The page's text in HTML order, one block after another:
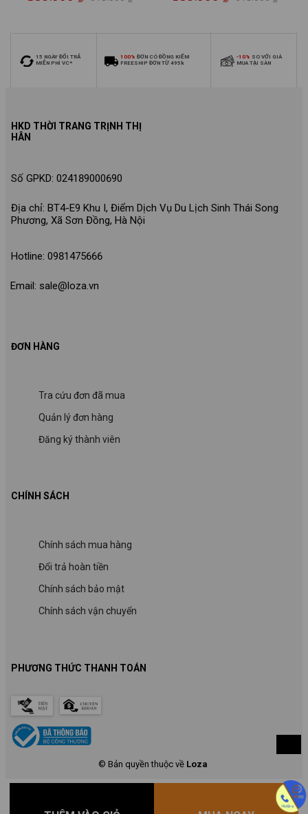
nhiều mẫu - Quần áo bé trai
mẫu - Quần áo bé gái từ 26-
15 NGÀY ĐỔI TRẢ
MIỄN PHÍ VC*
100% ĐƠN CÓ ĐỒNG KIỂM
FREESHIP ĐƠN TỪ 495k
-10% SO VỚI GIÁ
MUA TẠI SÀN
CHÍNH SÁCH
Chính sách mua hàng
Đổi trả hoàn tiền
Chính sách bảo mật
Chính sách vận chuyển
HKD THỜI TRANG TRỊNH THỊ
HÂN
Số GPKD: 024189000690
Địa chỉ: BT4-E9 Khu I, Điểm Dịch Vụ Du Lịch Sinh Thái Song
Phương, Xã Sơn Đồng, Hà Nội
Hotline: 0981475666
Email: sale@loza.vn
© Bản quyền thuộc về Loza
ĐƠN HÀNG
Tra cứu đơn đã mua
Quản lý đơn hàng
Đăng ký thành viên
PHƯƠNG THỨC THANH TOÁN